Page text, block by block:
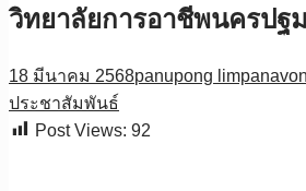
วิทยาลัยการอาชีพนครปฐม
18 มีนาคม 2568panupong
ประชาสัมพันธ์
Post Views: 92